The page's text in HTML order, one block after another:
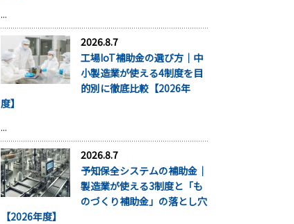
...
2026.8.7
工場IoT補助金の選び方｜中
小製造業が使える4制度を目
的別に徹底比較【2026年
度】
...
2026.8.7
予知保全システムの補助金｜
製造業が使える3制度と「も
のづくり補助金」の落とし穴
【2026年度】